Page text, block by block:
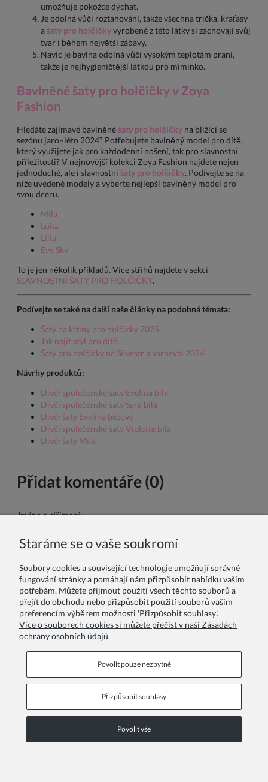
umožňuje pokožce dýchat.
Je odolná vůči roztahování, takže všechna trička, kraťasy
a šaty pro holčičkyvyrobené z této látky si zachovají svůj
tvar i během největší zábavy.
Navíc je bavlna odolná vůči vysokým teplotám praní,
takže je nejhygieničtější látkou pro miminko.
Bavlněné šaty pro holčičky v Zoya
Fashion
Hledáte zajímavé bavlněné šaty pro holčičky na blížící se
sezónu jaro–léto 2024? Potřebujete bavlněný model pro dítě,
který využijete jak pro každodenní nošení, tak pro slavnostní
příležitosti? V nejnovější kolekci Zoya Fashion najdete nejen
jednoduché, ale i slavnostní šaty pro holčičky. Podívejte se na
níže uvedené modely a vyberte nejlepší bavlněný model pro
svou dceru.
Mila
Luisa
Lilia
Eve Sky
To je jen několik příkladů. Více střihů najdete v sekci
SLAVNOSTNÍ ŠATY PRO HOLČIČKY.
Podívejte se také na další naše články na podobná témata:
Šaty na křtiny pro holčičky 2025
Jak najít styl pro dítě
Šaty pro holčičky na Silvestr a karneval 2024
Návrhy produktů:
Dívčí společenské šaty Evelina bílá
Dívčí společenské šaty Sara bílá
Dívčí šaty Evelina béžové
Dívčí společenské šaty Violette bílá
Dívčí šaty Mila
Přidat komentáře (0)
Jméno a příjmení:
Odeslat
Informační stránky
Staráme se o vaše soukromí
Soubory cookies a související technologie umožňují správné
fungování stránky a pomáhají nám přizpůsobit nabídku vašim
potřebám. Můžete přijmout použití všech těchto souborů a
přejít do obchodu nebo přizpůsobit použití souborů vašim
preferencím výběrem možnosti 'Přizpůsobit souhlasy'.
Více o souborech cookies si můžete přečíst v naší Zásadách
ochrany osobních údajů.
Povolit pouze nezbytné
Přizpůsobit souhlasy
Povolit vše